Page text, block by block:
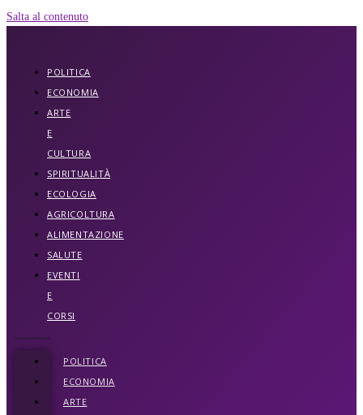
Salta al contenuto
POLITICA
ECONOMIA
ARTE
E
CULTURA
SPIRITUALITÀ
ECOLOGIA
AGRICOLTURA
ALIMENTAZIONE
SALUTE
EVENTI
E
CORSI
POLITICA
ECONOMIA
ARTE